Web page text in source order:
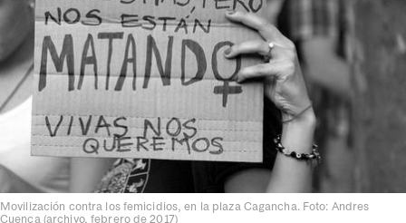
Movilización contra los femicidios, en la plaza Cagancha. Foto: Andres
Cuenca (archivo, febrero de 2017)